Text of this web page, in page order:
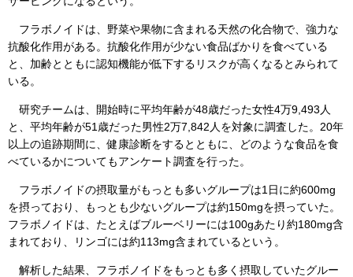
フラボノイドは、野菜や果物に含まれる天然の化合物で、強力な
抗酸化作用がある。抗酸化作用が少ない食品ばかりを食べている
と、加齢とともに認知機能が低下するリスクが高くなるとみられて
いる。
研究チームは、開始時に平均年齢が48歳だった女性4万9,493人
と、平均年齢が51歳だった男性2万7,842人を対象に調査した。20年
以上の追跡期間に、健康診断をするとともに、どのような食品を食
べているかについてもアンケート調査を行った。
フラボノイドの摂取量がもっとも多いグループは1日に約600mg
を摂っており、もっとも少ないグループは約150mgを摂っていた。
フラボノイドは、たとえばブルーベリーには100gあたり約180mg含
まれており、リンゴには約113mg含まれているという。
解析した結果、フラボノイドをもっとも多く摂取していたグルー